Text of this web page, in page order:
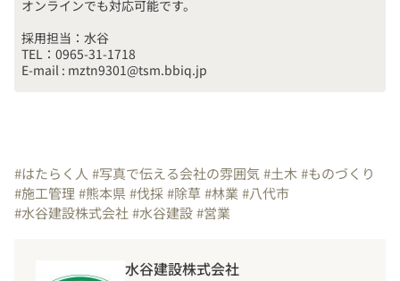
採用担当：水谷
TEL：0965-31-1718
E-mail : mztn9301@tsm.bbiq.jp
#はたらく人 #写真で伝える会社の雰囲気#土木#ものづくり
#施工管理#熊本県#伐採#除草 #林業 #八代市
#水谷建設株式会社#水谷建設#営業
水谷建設株式会社